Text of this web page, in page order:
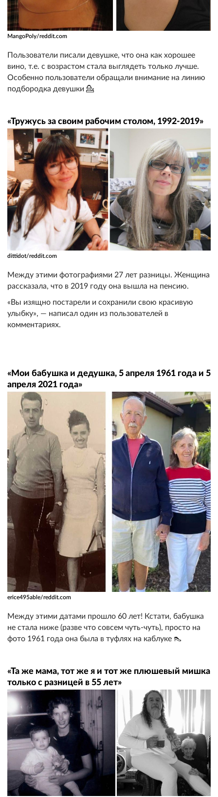
MangoPoly/reddit.com
Пользователи писали девушке, что она как хорошее
вино, т.е. с возрастом стала выглядеть только лучше.
Особенно пользователи обращали внимание на линию
подбородка девушки 💁
«Тружусь за своим рабочим столом, 1992-2019»
dittidot/reddit.com
Между этими фотографиями 27 лет разницы. Женщина
рассказала, что в 2019 году она вышла на пенсию.
«Вы изящно постарели и сохранили свою красивую
улыбку», — написал один из пользователей в
комментариях.
«Мои бабушка и дедушка, 5 апреля 1961 года и 5
апреля 2021 года»
erice495able/reddit.com
Между этими датами прошло 60 лет! Кстати, бабушка
не стала ниже (разве что совсем чуть-чуть), просто на
фото 1961 года она была в туфлях на каблуке 👠
«Та же мама, тот же я и тот же плюшевый мишка
только с разницей в 55 лет»